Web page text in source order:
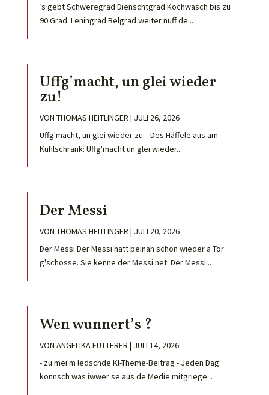
’s gebt Schweregrad Dienschtgrad Kochwäsch bis zu
90 Grad. Leningrad Belgrad weiter nuff de...
Uffg’macht, un glei wieder
zu!
VON THOMAS HEITLINGER | JULI 26, 2026
Uffg'macht, un glei wieder zu. Des Häffele aus am
Kühlschrank: Uffg'macht un glei wieder...
Der Messi
VON THOMAS HEITLINGER | JULI 20, 2026
Der Messi Der Messi hätt beinah schon wieder ä Tor
g'schosse. Sie kenne der Messi net. Der Messi...
Wen wunnert’s ?
VON ANGELIKA FUTTERER | JULI 14, 2026
- zu mei'm ledschde KI-Theme-Beitrag - Jeden Dag
konnsch was iwwer se aus de Medie mitgriege...